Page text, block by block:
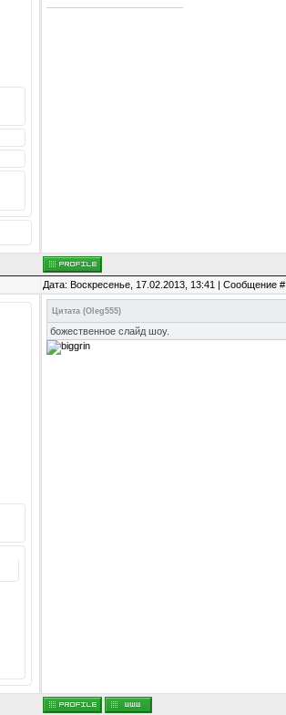
Дата: Воскресенье, 17.02.2013, 13:41 | Сообщение #
Цитата (Oleg555)
божественное слайд шоу.